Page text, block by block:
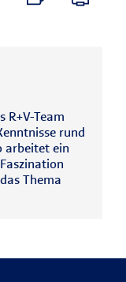
R+V-Team
rund
arbeitet ein
Thema